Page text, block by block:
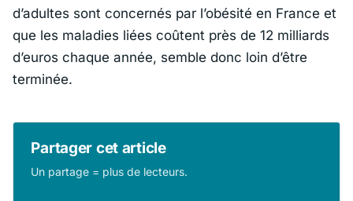
d’adultes sont concernés par l’obésité en France et
que les maladies liées coûtent près de 12 milliards
d’euros chaque année, semble donc loin d’être
terminée.
Partager cet article
Un partage = plus de lecteurs.